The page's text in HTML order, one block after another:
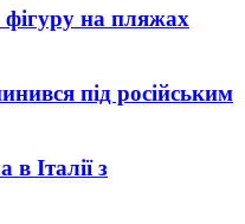
на пляжах
під російським
Італії з